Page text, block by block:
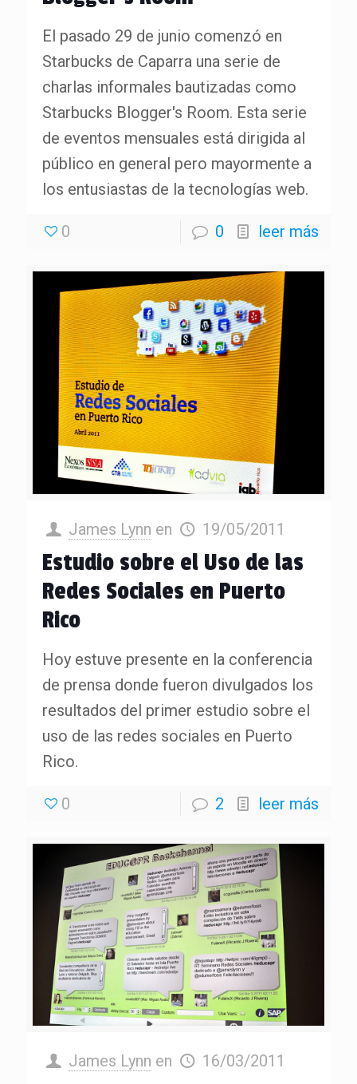
El pasado 29 de junio comenzó en
Starbucks de Caparra una serie de
charlas informales bautizadas como
Starbucks Blogger's Room. Esta serie
de eventos mensuales está dirigida al
público en general pero mayormente a
los entusiastas de la tecnologías web.
0 0 leer más
James Lynn en 19/05/2011
Estudio sobre el Uso de las
Redes Sociales en Puerto
Rico
Hoy estuve presente en la conferencia
de prensa donde fueron divulgados los
resultados del primer estudio sobre el
uso de las redes sociales en Puerto
Rico.
0 2 leer más
James Lynn en 16/03/2011